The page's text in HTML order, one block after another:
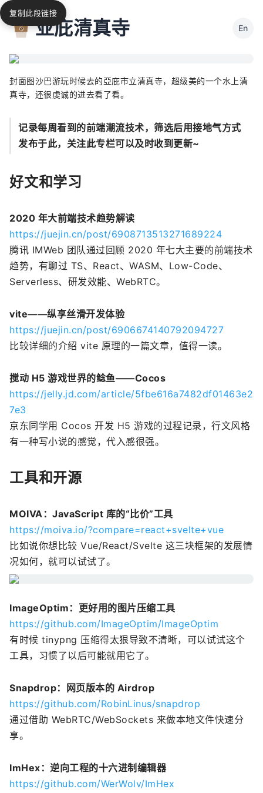
亚庇清真寺 En
封面图沙巴游玩时候去的亞庇市立清真寺，超级美的一个水上清
真寺，还很虔诚的进去看了看。
记录每周看到的前端潮流技术，筛选后用接地气方式
发布于此，关注此专栏可以及时收到更新~
好文和学习
2020 年大前端技术趋势解读
https://juejin.cn/post/6908713513271689224
腾讯 IMWeb 团队通过回顾 2020 年七大主要的前端技术
趋势，有聊过 TS、React、WASM、Low-Code、
Serverless、研发效能、WebRTC。
vite——纵享丝滑开发体验
https://juejin.cn/post/6906674140792094727
比较详细的介绍 vite 原理的一篇文章，值得一读。
搅动 H5 游戏世界的鲶鱼——Cocos
https://jelly.jd.com/article/5fbe616a7482df01463e2
7e3
京东同学用 Cocos 开发 H5 游戏的过程记录，行文风格
有一种写小说的感觉，代入感很强。
工具和开源
MOIVA：JavaScript 库的“比价”工具
https://moiva.io/?compare=react+svelte+vue
比如说你想比较 Vue/React/Svelte 这三块框架的发展情
况如何，就可以试试了。
ImageOptim：更好用的图片压缩工具
https://github.com/ImageOptim/ImageOptim
有时候 tinypng 压缩得太狠导致不清晰，可以试试这个
工具，习惯了以后可能就用它了。
Snapdrop：网页版本的 Airdrop
https://github.com/RobinLinus/snapdrop
通过借助 WebRTC/WebSockets 来做本地文件快速分
享。
ImHex：逆向工程的十六进制编辑器
https://github.com/WerWolv/ImHex
复制此段链接